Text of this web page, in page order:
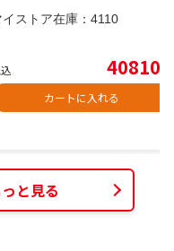
イストア在庫： 4110
40810
カートに入れる
と見る